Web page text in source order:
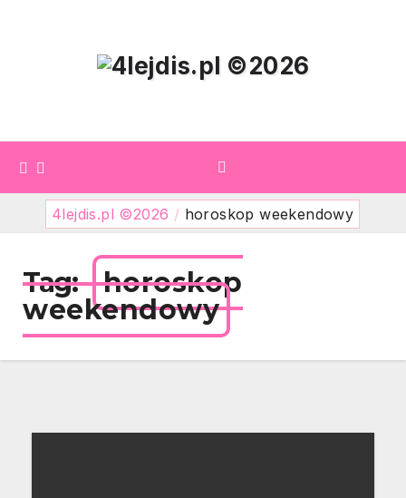
4lejdis.pl ©2026 / horoskop weekendowy
Tag: horoskop
weekendowy